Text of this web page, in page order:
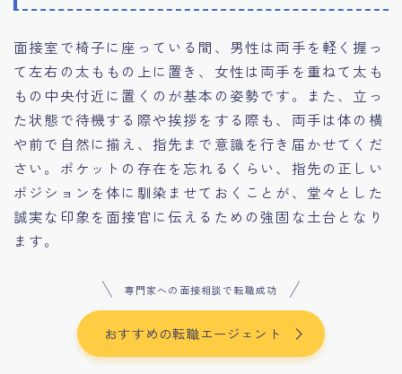
面接室で椅子に座っている間、男性は両手を軽く握っ
て左右の太ももの上に置き、女性は両手を重ねて太も
もの中央付近に置くのが基本の姿勢です。また、立っ
た状態で待機する際や挨拶をする際も、両手は体の横
や前で自然に揃え、指先まで意識を行き届かせてくだ
さい。ポケットの存在を忘れるくらい、指先の正しい
ポジションを体に馴染ませておくことが、堂々とした
誠実な印象を面接官に伝えるための強固な土台となり
ます。
専門家への面接相談で転職成功
おすすめの転職エージェント